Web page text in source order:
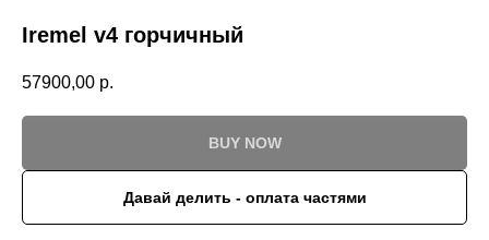
Iremel v4 горчичный
57900,00 р.
BUY NOW
Давай делить - оплата частями